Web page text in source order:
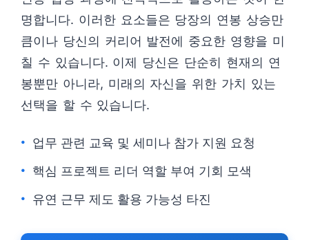
명합니다. 이러한 요소들은 당장의 연봉 상승만
큼이나 당신의 커리어 발전에 중요한 영향을 미
칠 수 있습니다. 이제 당신은 단순히 현재의 연
봉뿐만 아니라, 미래의 자신을 위한 가치 있는
선택을 할 수 있습니다.
업무 관련 교육 및 세미나 참가 지원 요청
핵심 프로젝트 리더 역할 부여 기회 모색
유연 근무 제도 활용 가능성 타진